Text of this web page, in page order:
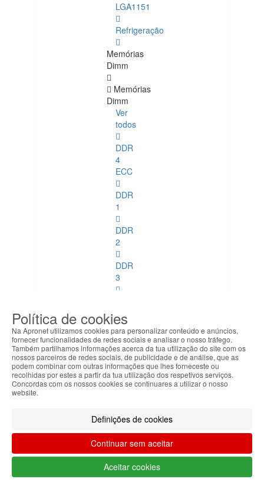
LGA1151
Refrigeração
Memórias
Dimm
Memórias
Dimm
Ver
todos
DDR
4
ECC
DDR
1
DDR
2
DDR
3
DDR
2
ECC
DDR
Memórias
SoDimm
Memórias
SoDimm
Política de cookies
Na Apronet utilizamos cookies para personalizar conteúdo e anúncios,
fornecer funcionalidades de redes sociais e analisar o nosso tráfego.
Também partilhamos informações acerca da tua utilização do site com os
nossos parceiros de redes sociais, de publicidade e de análise, que as
podem combinar com outras informações que lhes forneceste ou
recolhidas por estes a partir da tua utilização dos respetivos serviços.
Concordas com os nossos cookies se continuares a utilizar o nosso
website.
Definições de cookies
Continuar sem aceitar
Aceitar cookies